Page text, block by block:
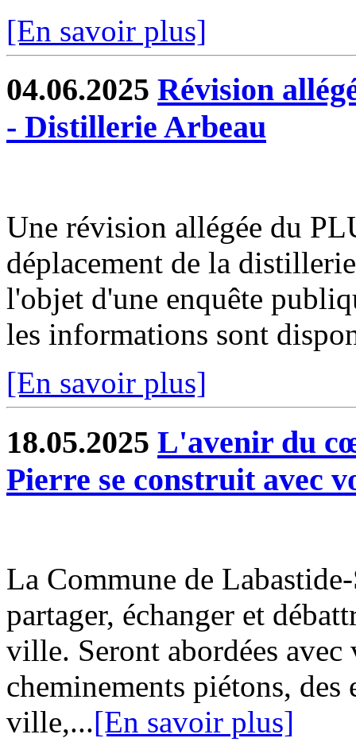
[En savoir plus]
04.06.2025 Révision
- Distillerie Arbeau
Une révision allégée du
déplacement de la
l'objet d'une enquête
les informations sont
[En savoir plus]
18.05.2025 L'avenir du
Pierre se construit avec
La Commune de
partager, échanger et
ville. Seront abordées avec
cheminements piétons, des
ville,...[En savoir plus]